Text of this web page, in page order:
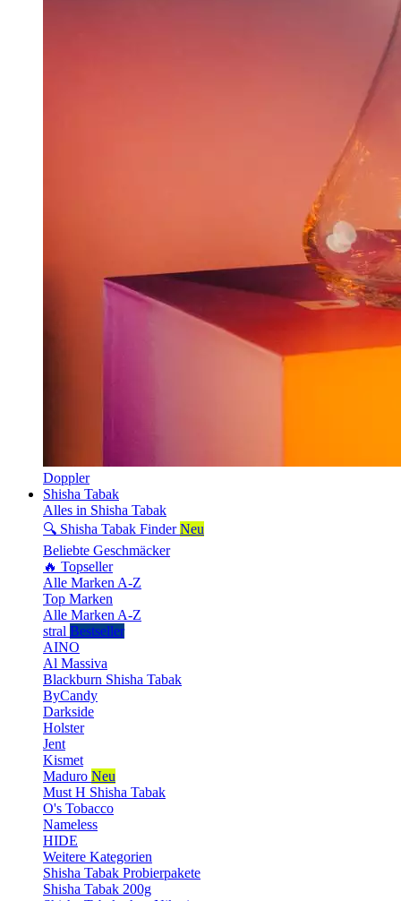
Doppler
Shisha Tabak
Alles in Shisha Tabak
🔍 Shisha Tabak Finder Neu
Beliebte Geschmäcker
🔥 Topseller
Alle Marken A-Z
Top Marken
Alle Marken A-Z
stral Bestseller
AINO
Al Massiva
Blackburn Shisha Tabak
ByCandy
Darkside
Holster
Jent
Kismet
Maduro Neu
Must H Shisha Tabak
O's Tobacco
Nameless
HIDE
Weitere Kategorien
Shisha Tabak Probierpakete
Shisha Tabak 200g